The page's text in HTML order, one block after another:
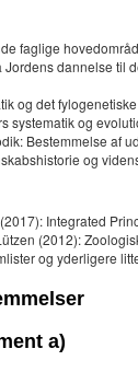
faglige
Jordens dannelse til
og det
systematik og
Bestemmelse af
og
Integrated
(2012):
og yderligere
a)